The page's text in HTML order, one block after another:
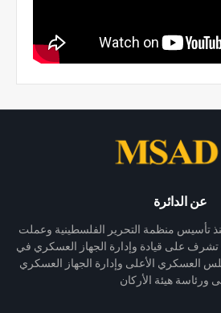
عن الدائرة
تأسيس منظمة التحرير الفلسطينية وعملت
تشرف على قيادة وإدارة الجهاز العسكري في
العسكري الأعلى وإدارة الجهاز العسكري
ورئاسة هيئة الأركان